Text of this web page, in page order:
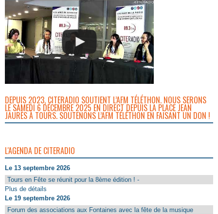
DEPUIS 2023, CITERADIO SOUTIENT L’AFM TÉLÉTHON. NOUS SERONS
LE SAMEDI 6 DÉCEMBRE 2025 EN DIRECT DEPUIS LA PLACE JEAN
JAURÈS À TOURS. SOUTENONS L’AFM TÉLÉTHON EN FAISANT UN DON !
L'AGENDA DE CITERADIO
Le 13 septembre 2026
Tours en Fête se réunit pour la 8ème édition ! -
Plus de détails
Le 19 septembre 2026
Forum des associations aux Fontaines avec la fête de la musique